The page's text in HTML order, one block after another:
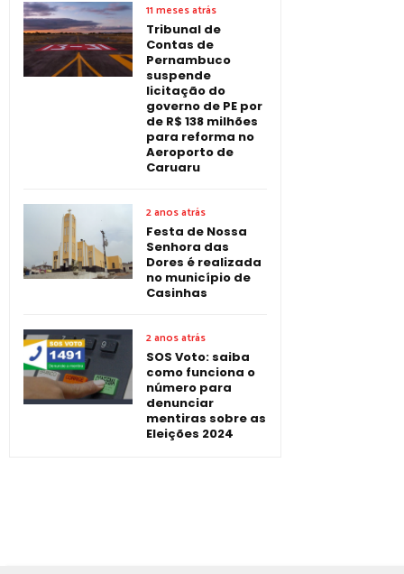
11 meses atrás
Tribunal de
Contas de
Pernambuco
suspende
licitação do
governo de PE por
de R$ 138 milhões
para reforma no
Aeroporto de
Caruaru
2 anos atrás
Festa de Nossa
Senhora das
Dores é realizada
no município de
Casinhas
2 anos atrás
SOS Voto: saiba
como funciona o
número para
denunciar
mentiras sobre as
Eleições 2024